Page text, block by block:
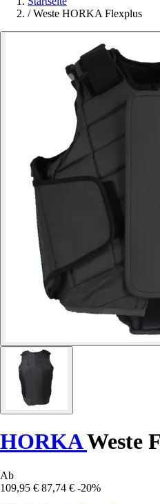
/ Weste HORKA Flexplus
HORKAWeste
Ab
109,95 € 87,74 € -20%